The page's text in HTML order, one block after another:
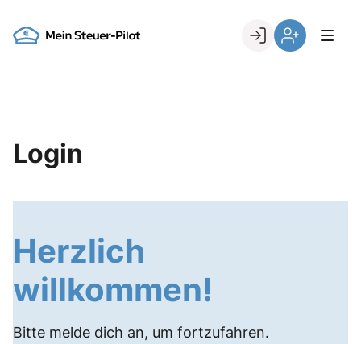
content
Go to landing page.
Login
Herzlich
willkommen!
Bitte melde dich an, um fortzufahren.